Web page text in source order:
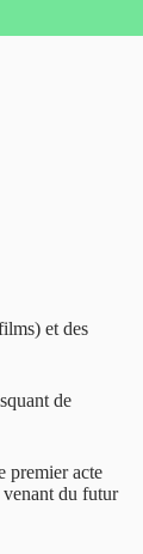
et des
de
premier acte
venant du futur